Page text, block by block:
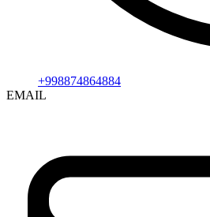
+998874864884
EMAIL